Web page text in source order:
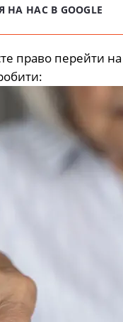
НА НАС В GOOGLE
право перейти